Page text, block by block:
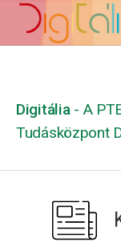
Digitália - A
Tudásközpont